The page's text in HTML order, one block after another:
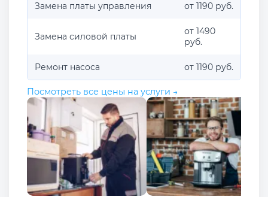
Замена платы управления от 1190 руб.
Замена силовой платы
от 1490
руб.
Ремонт насоса от 1190 руб.
Посмотреть все цены на услуги →